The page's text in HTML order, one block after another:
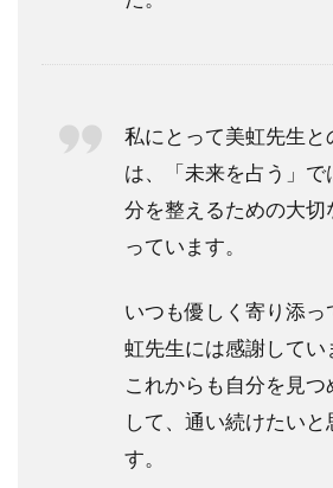
私にとって美虹先生と
は、「未来を占う」で
分を整えるための大切
っています。
いつも優しく寄り添っ
虹先生には感謝してい
これからも自分を見つ
して、通い続けたいと
す。